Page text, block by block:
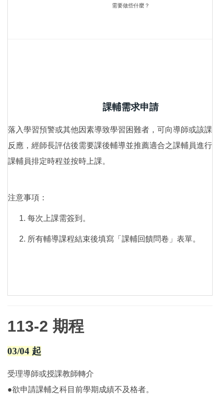
需要做些什麼？
課輔需求申請
落入學習預警或其他因素導致學習困難者，可向導師或該課
反應，經師長評估後需要課後輔導並推薦適合之課輔員進行
課輔員排定時程並按時上課。
注意事項：
每次上課需簽到。
所有輔導課程結束後填寫「課輔回饋問卷」表單。
113-2 期程
03/04 起
受理導師或授課教師轉介
●欲申請課輔之科目前學期成績不及格者。